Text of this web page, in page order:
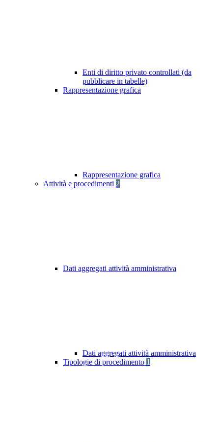
Enti di diritto privato controllati (da
pubblicare in tabelle)
Rappresentazione grafica
Rappresentazione grafica
Attività e procedimenti 2
Dati aggregati attività amministrativa
Dati aggregati attività amministrativa
Tipologie di procedimento 1